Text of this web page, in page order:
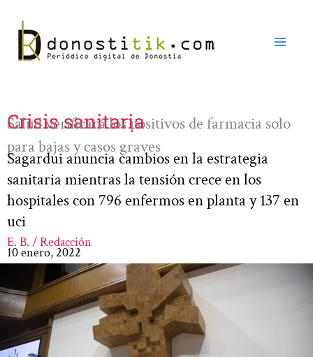
contenido
Crisis sanitaria
Salud verificará los positivos de farmacia solo
para bajas y casos graves
Sagardui anuncia cambios en la estrategia
sanitaria mientras la tensión crece en los
hospitales con 796 enfermos en planta y 137 en
uci
E. B. / Redacción
10 enero, 2022